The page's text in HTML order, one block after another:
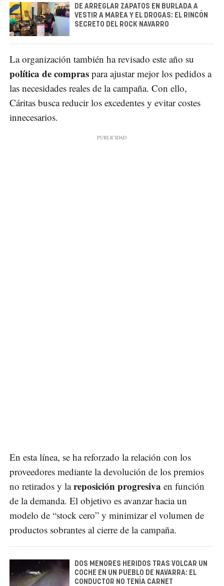
DE ARREGLAR ZAPATOS EN BURLADA A
VESTIR A MAREA Y EL DROGAS: EL RINCÓN
SECRETO DEL ROCK NAVARRO
La organización también ha revisado este año su
política de compras para ajustar mejor los pedidos a
las necesidades reales de la campaña. Con ello,
Cáritas busca reducir los excedentes y evitar costes
innecesarios.
En esta línea, se ha reforzado la relación con los
proveedores mediante la devolución de los premios
no retirados y lareposición progresiva en función
de la demanda. El objetivo es avanzar hacia un
modelo de “stock cero” y minimizar el volumen de
productos sobrantes al cierre de la campaña.
DOS MENORES HERIDOS TRAS VOLCAR UN
COCHE EN UN PUEBLO DE NAVARRA: EL
CONDUCTOR NO TENÍA CARNET